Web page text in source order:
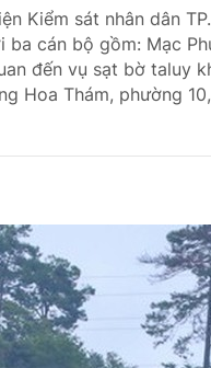
Kiểm sát nhân dân
cán bộ gồm: Mạc
đến vụ sạt bờ taluy
Hoa Thám, phường